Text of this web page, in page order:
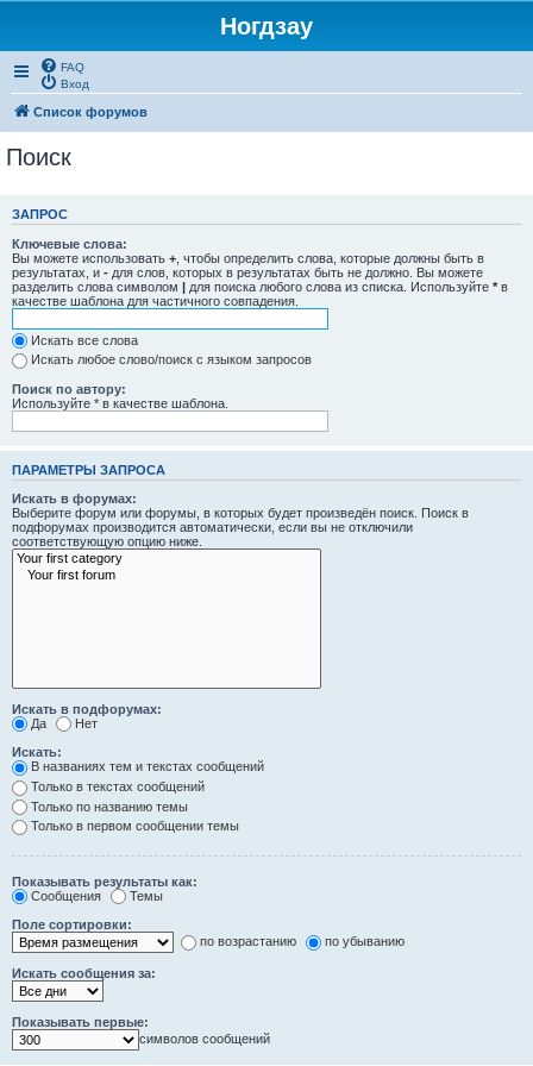
Ногдзау
FAQ
Вход
Список форумов
Поиск
ЗАПРОС
Ключевые слова:
Вы можете использовать + , чтобы определить слова, которые должны быть в
результатах, и - для слов, которых в результатах быть не должно. Вы можете
разделить слова символом | для поиска любого слова из списка. Используйте * в
качестве шаблона для частичного совпадения.
Искать все слова
Искать любое слово/поиск с языком запросов
Поиск по автору:
Используйте * в качестве шаблона.
ПАРАМЕТРЫ ЗАПРОСА
Искать в форумах:
Выберите форум или форумы, в которых будет произведён поиск. Поиск в
подфорумах производится автоматически, если вы не отключили
соответствующую опцию ниже.
Искать в подфорумах:
Да
Нет
Искать:
В названиях тем и текстах сообщений
Только в текстах сообщений
Только по названию темы
Только в первом сообщении темы
Показывать результаты как:
Сообщения
Темы
Поле сортировки:
по возрастанию
по убыванию
Искать сообщения за:
Показывать первые:
символов сообщений